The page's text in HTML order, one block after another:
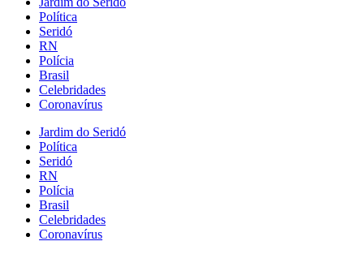
Política
Seridó
RN
Polícia
Brasil
Celebridades
Coronavírus
Jardim do Seridó
Política
Seridó
RN
Polícia
Brasil
Celebridades
Coronavírus